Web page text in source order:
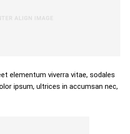
elementum viverra vitae, sodales
ipsum, ultrices in accumsan nec,